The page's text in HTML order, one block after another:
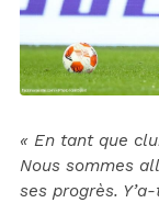
« En tant que
Nous sommes
ses progrès.